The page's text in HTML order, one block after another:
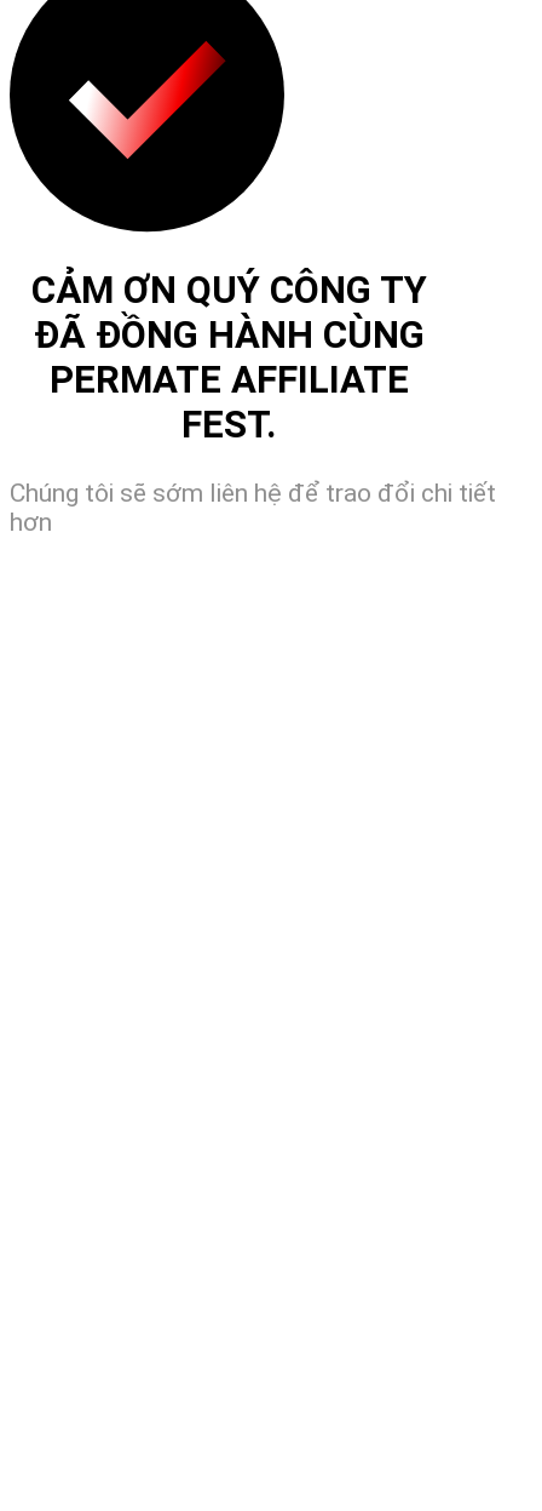
CẢM ƠN QUÝ CÔNG TY
ĐÃ ĐỒNG HÀNH CÙNG
PERMATE AFFILIATE
FEST.
Chúng tôi sẽ sớm liên hệ để trao đổi chi tiết
hơn